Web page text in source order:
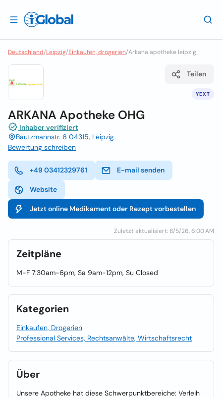
Deutschland/Leipzig/Einkaufen, drogerien/Arkana apotheke leipzig
YEXT
Teilen
ARKANA Apotheke OHG
Inhaber verifiziert
Bautzmannstr. 6 04315, Leipzig
Bewertung schreiben
+49 03412329761 E-mail senden
Website
Jetzt online Medikament oder Rezept vorbestellen
Zuletzt aktualisiert: 8/5/26, 6:00 AM
Zeitpläne
M-F 7:30am-6pm, Sa 9am-12pm, Su Closed
Kategorien
Einkaufen, Drogerien
Professional Services, Rechtsanwälte, Wirtschaftsrecht
Über
Unsere Apotheke hat diese Schwerpunktbereiche: Verleih